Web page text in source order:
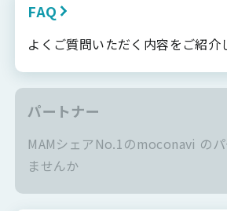
FAQ
よくご質問いただく内容をご紹介
パートナー
MAMシェアNo.1のmoconavi の
ませんか